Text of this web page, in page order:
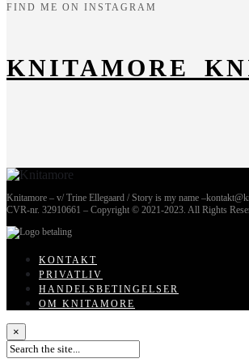
FIND ME ON INSTAGRAM
Knitamore – v/ Trine Ellegaard / Story is my name
CVR-nr. 32910661 – Copyright © 2021-2023. All Rights
KONTAKT
PRIVATLIV
HANDELSBETINGELSER
OM KNITAMORE
×